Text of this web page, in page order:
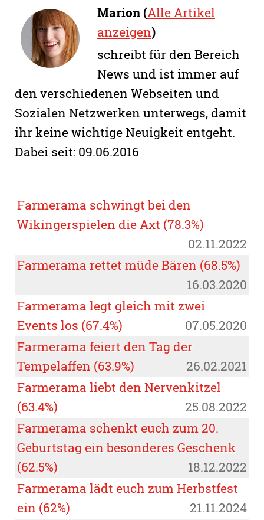
Marion (Alle Artikel
anzeigen)
schreibt für den Bereich
News und ist immer auf
den verschiedenen Webseiten und
Sozialen Netzwerken unterwegs, damit
ihr keine wichtige Neuigkeit entgeht.
Dabei seit: 09.06.2016
Farmerama schwingt bei den
Wikingerspielen die Axt (78.3%)
02.11.2022
Farmerama rettet müde Bären (68.5%)
16.03.2020
Farmerama legt gleich mit zwei
Events los (67.4%)
07.05.2020
Farmerama feiert den Tag der
Tempelaffen (63.9%)
26.02.2021
Farmerama liebt den Nervenkitzel
(63.4%)
25.08.2022
Farmerama schenkt euch zum 20.
Geburtstag ein besonderes Geschenk
(62.5%)
18.12.2022
Farmerama lädt euch zum Herbstfest
ein (62%)
21.11.2024